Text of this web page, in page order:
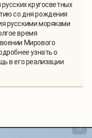
кругосветных
со дня рождения
русскими моряками
время
Мирового
узнать о
в его реализации